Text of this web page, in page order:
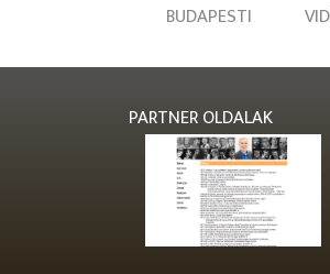
BUDAPESTI
PARTNER OLDALAK